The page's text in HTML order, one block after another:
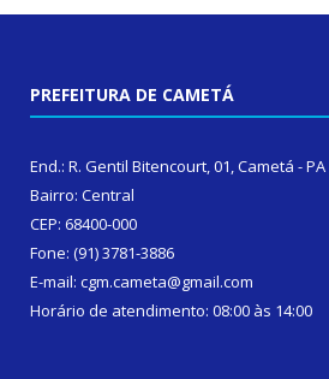
PREFEITURA DE CAMETÁ
End.: R. Gentil Bitencourt, 01, Cametá - PA
Bairro: Central
CEP: 68400-000
Fone: (91) 3781-3886
E-mail: cgm.cameta@gmail.com
Horário de atendimento: 08:00 às 14:00